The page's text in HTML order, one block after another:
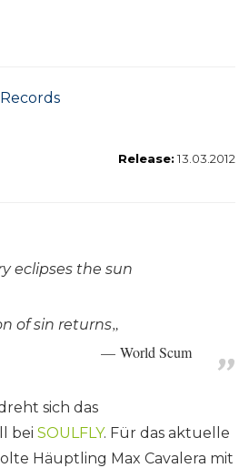
Release:13.03.2012
eclipses the sun
of sin returns„
World Scum
sich das
bei SOULFLY. Für das aktuelle
Häuptling Max Cavalera mit